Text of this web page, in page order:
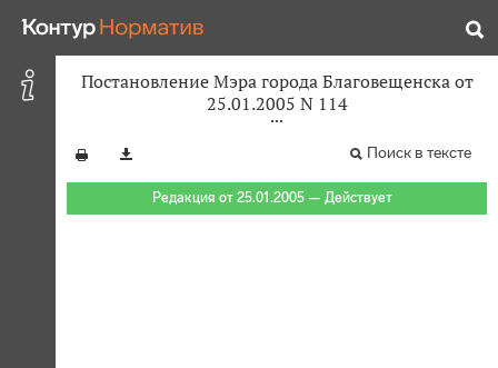
Постановление Мэра города Благовещенска от
25.01.2005 N 114
Поиск в тексте
Редакция от 25.01.2005 — Действует